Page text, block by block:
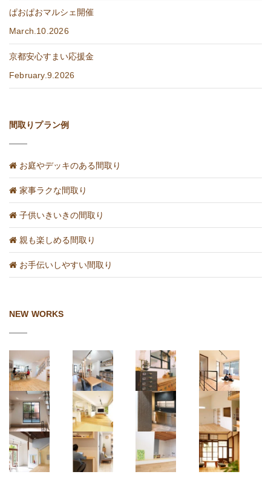
ぱおぱおマルシェ開催
March.10.2026
京都安心すまい応援金
February.9.2026
間取りプラン例
お庭やデッキのある間取り
家事ラクな間取り
子供いきいきの間取り
親も楽しめる間取り
お手伝いしやすい間取り
NEW WORKS